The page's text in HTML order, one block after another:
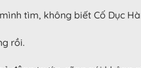
tìm, không biết Cố Dục
rồi.